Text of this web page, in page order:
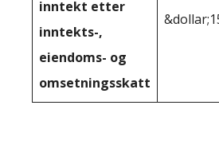
inntekt etter
inntekts-,
eiendoms- og
omsetningsskatt